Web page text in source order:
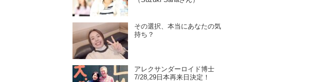
その選択、本当にあなたの気
持ち？
アレクサンダーロイド博士
7/28,29日本再来日決定！